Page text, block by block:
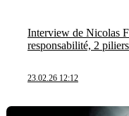
Interview de Nicolas
responsabilité, 2
23.02.26 12:12